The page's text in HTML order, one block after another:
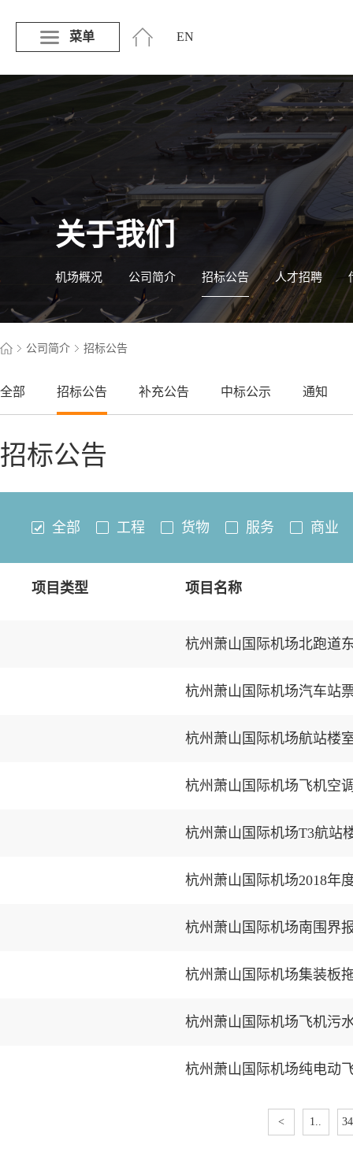
菜单 EN
关于我们
机场概况 公司简介 招标公告 人才招聘
公司简介 招标公告
全部 招标公告 补充公告 中标公示 通知
招标公告
全部 工程 货物 服务 商业
项目类型 项目名称
杭州萧山国际机场北跑道
杭州萧山国际机场航站楼
杭州萧山国际机场飞机空
杭州萧山国际机场T3航站
杭州萧山国际机场2018年
杭州萧山国际机场南围界
杭州萧山国际机场集装板
杭州萧山国际机场飞机污
杭州萧山国际机场纯电动
< 1..